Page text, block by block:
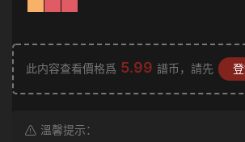
此内容查看價格爲 5.99 譜币，請先
溫馨提示：